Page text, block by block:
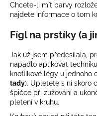
Chcete-li mít barvy
najdete informace o tom
Fígl na prstíky (a
Jak už jsem předesílala,
napadlo aplikovat
knoflíkové légy u jednoho
tady). Upletete s ní skoro
špičce při zužování a
pletení v kruhu.